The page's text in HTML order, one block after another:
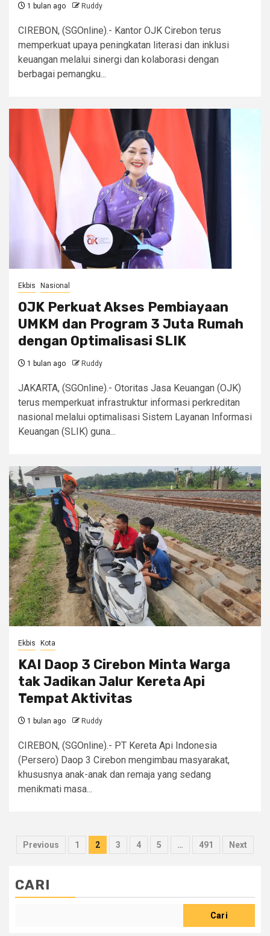
1 bulan ago Ruddy
CIREBON, (SGOnline).- Kantor OJK Cirebon terus
memperkuat upaya peningkatan literasi dan inklusi
keuangan melalui sinergi dan kolaborasi dengan
berbagai pemangku...
Ekbis Nasional
OJK Perkuat Akses Pembiayaan
UMKM dan Program 3 Juta Rumah
dengan Optimalisasi SLIK
1 bulan ago Ruddy
JAKARTA, (SGOnline).- Otoritas Jasa Keuangan (OJK)
terus memperkuat infrastruktur informasi perkreditan
nasional melalui optimalisasi Sistem Layanan Informasi
Keuangan (SLIK) guna...
Ekbis Kota
KAI Daop 3 Cirebon Minta Warga
tak Jadikan Jalur Kereta Api
Tempat Aktivitas
1 bulan ago Ruddy
CIREBON, (SGOnline).- PT Kereta Api Indonesia
(Persero) Daop 3 Cirebon mengimbau masyarakat,
khususnya anak-anak dan remaja yang sedang
menikmati masa...
Paginasi
Previous 1 2 3 4 5 … 491 Next
CARI
Cari